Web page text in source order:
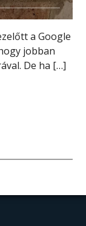
a Google
jobban
De ha […]